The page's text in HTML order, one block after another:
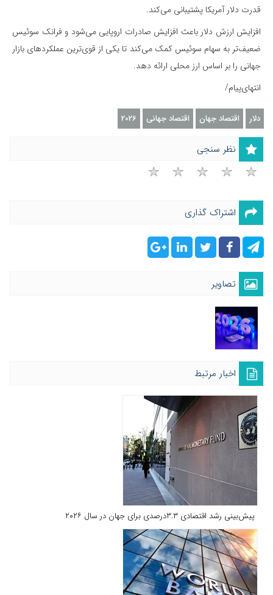
قدرت دلار آمریکا پشتیبانی می‌کند.
افزایش ارزش دلار باعث افزایش صادرات اروپایی می‌شود و فرانک سوئیس
ضعیف‌تر به سهام سوئیس کمک می‌کند تا یکی از قوی‌ترین عملکردهای بازار
جهانی را بر اساس ارز محلی ارائه دهد.
انتهای‌پیام/
دلار اقتصاد جهان اقتصاد جهانی 2026
نظر سنجی
اشتراک گذاری
تصاویر
اخبار مرتبط
پیش‌بینی رشد اقتصادی ۳.۳درصدی برای جهان در سال ۲۰۲۶